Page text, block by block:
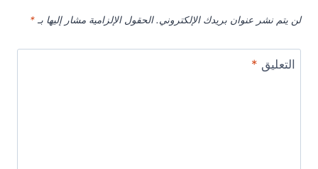
لن يتم نشر عنوان بريدك الإلكتروني. الحقول الإلزامية مشار إليها بـ *
التعليق *